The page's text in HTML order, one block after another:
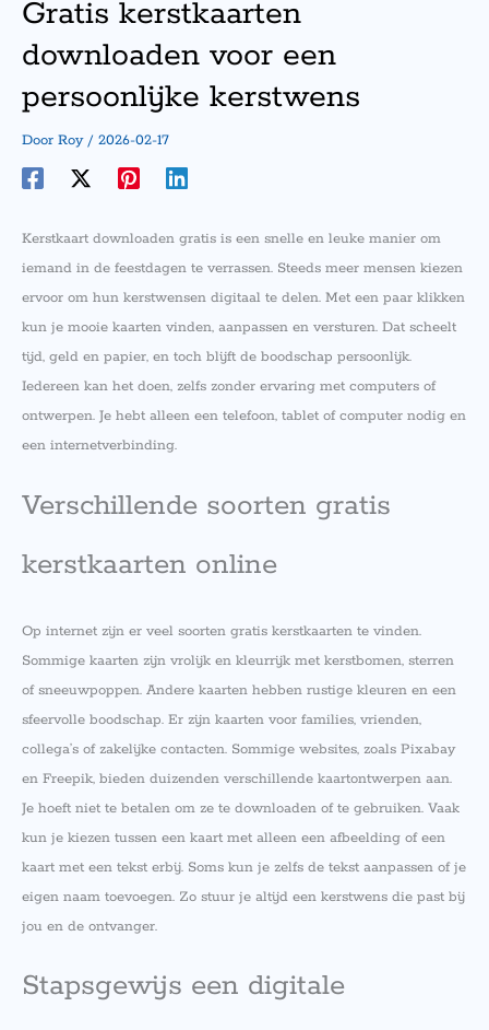
Gratis kerstkaarten
downloaden voor een
persoonlijke kerstwens
Door Roy/ 2026-02-17
Kerstkaart downloaden gratis is een snelle en leuke manier om
iemand in de feestdagen te verrassen. Steeds meer mensen kiezen
ervoor om hun kerstwensen digitaal te delen. Met een paar klikken
kun je mooie kaarten vinden, aanpassen en versturen. Dat scheelt
tijd, geld en papier, en toch blijft de boodschap persoonlijk.
Iedereen kan het doen, zelfs zonder ervaring met computers of
ontwerpen. Je hebt alleen een telefoon, tablet of computer nodig en
een internetverbinding.
Verschillende soorten gratis
kerstkaarten online
Op internet zijn er veel soorten gratis kerstkaarten te vinden.
Sommige kaarten zijn vrolijk en kleurrijk met kerstbomen, sterren
of sneeuwpoppen. Andere kaarten hebben rustige kleuren en een
sfeervolle boodschap. Er zijn kaarten voor families, vrienden,
collega’s of zakelijke contacten. Sommige websites, zoals Pixabay
en Freepik, bieden duizenden verschillende kaartontwerpen aan.
Je hoeft niet te betalen om ze te downloaden of te gebruiken. Vaak
kun je kiezen tussen een kaart met alleen een afbeelding of een
kaart met een tekst erbij. Soms kun je zelfs de tekst aanpassen of je
eigen naam toevoegen. Zo stuur je altijd een kerstwens die past bij
jou en de ontvanger.
Stapsgewijs een digitale